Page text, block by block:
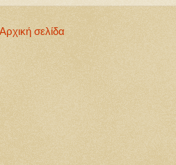
Αρχική σελίδα